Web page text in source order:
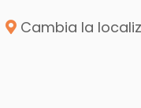
Cambia la